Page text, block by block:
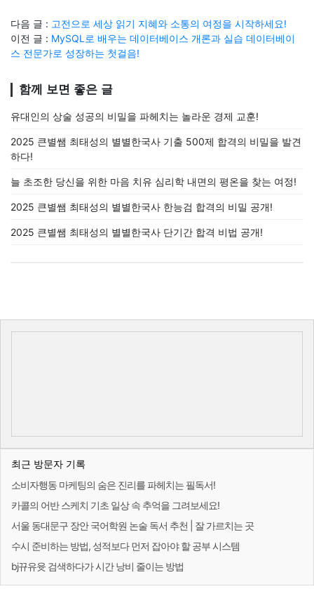
다음 글 : 고전으로 세상 읽기 지혜와 소통의 여정을 시작하세요!
이전 글 : MySQL로 배우는 데이터베이스 개론과 실습 데이터베이
스 전문가로 성장하는 첫걸음!
함께 보면 좋은 글
유대인의 상술 성공의 비밀을 파헤치는 놀라운 경제 교훈!
2025 큰별쌤 최태성의 별별한국사 기출 500제 합격의 비밀을 발견
하다!
늘 초조한 당신을 위한 마음 치유 심리학 내면의 평온을 찾는 여정!
2025 큰별쌤 최태성의 별별한국사 한능검 합격의 비밀 공개!
2025 큰별쌤 최태성의 별별한국사 단기간 합격 비법 공개!
최근 방문자 기록
소비자행동 마케팅의 숨은 진리를 파헤치는 필독서!
카콜의 어반 스케치 기초 일상 속 추억을 그려보세요!
서울 동대문구 장안 국어학원 논술 독서 추천 | 잘 가르치는 곳
수시 준비하는 방법, 성적보다 먼저 잡아야 할 공부 시스템
bj뀨유윳 검색하다가 시간 낭비 줄이는 방법